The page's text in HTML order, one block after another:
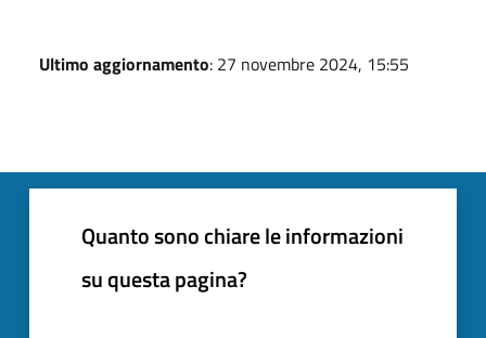
Ultimo aggiornamento: 27 novembre 2024, 15:55
Quanto sono chiare le informazioni
su questa pagina?